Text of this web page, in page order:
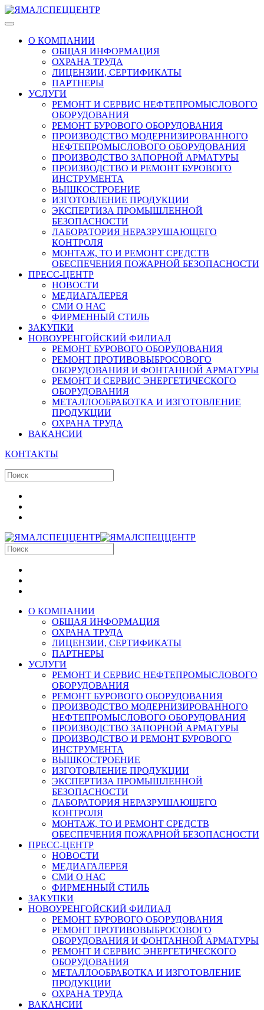
О КОМПАНИИ
ОБЩАЯ ИНФОРМАЦИЯ
ОХРАНА ТРУДА
ЛИЦЕНЗИИ, СЕРТИФИКАТЫ
ПАРТНЕРЫ
УСЛУГИ
РЕМОНТ И СЕРВИС НЕФТЕПРОМЫСЛОВОГО
ОБОРУДОВАНИЯ
РЕМОНТ БУРОВОГО ОБОРУДОВАНИЯ
ПРОИЗВОДСТВО МОДЕРНИЗИРОВАННОГО
НЕФТЕПРОМЫСЛОВОГО ОБОРУДОВАНИЯ
ПРОИЗВОДСТВО ЗАПОРНОЙ АРМАТУРЫ
ПРОИЗВОДСТВО И РЕМОНТ БУРОВОГО
ИНСТРУМЕНТА
ВЫШКОСТРОЕНИЕ
ИЗГОТОВЛЕНИЕ ПРОДУКЦИИ
ЭКСПЕРТИЗА ПРОМЫШЛЕННОЙ
БЕЗОПАСНОСТИ
ЛАБОРАТОРИЯ НЕРАЗРУШАЮЩЕГО
КОНТРОЛЯ
МОНТАЖ, ТО И РЕМОНТ СРЕДСТВ
ОБЕСПЕЧЕНИЯ ПОЖАРНОЙ БЕЗОПАСНОСТИ
ПРЕСС-ЦЕНТР
НОВОСТИ
МЕДИАГАЛЕРЕЯ
СМИ О НАС
ФИРМЕННЫЙ СТИЛЬ
ЗАКУПКИ
НОВОУРЕНГОЙСКИЙ ФИЛИАЛ
РЕМОНТ БУРОВОГО ОБОРУДОВАНИЯ
РЕМОНТ ПРОТИВОВЫБРОСОВОГО
ОБОРУДОВАНИЯ И ФОНТАННОЙ АРМАТУРЫ
РЕМОНТ И СЕРВИС ЭНЕРГЕТИЧЕСКОГО
ОБОРУДОВАНИЯ
МЕТАЛЛООБРАБОТКА И ИЗГОТОВЛЕНИЕ
ПРОДУКЦИИ
ОХРАНА ТРУДА
ВАКАНСИИ
КОНТАКТЫ
О КОМПАНИИ
ОБЩАЯ ИНФОРМАЦИЯ
ОХРАНА ТРУДА
ЛИЦЕНЗИИ, СЕРТИФИКАТЫ
ПАРТНЕРЫ
УСЛУГИ
РЕМОНТ И СЕРВИС НЕФТЕПРОМЫСЛОВОГО
ОБОРУДОВАНИЯ
РЕМОНТ БУРОВОГО ОБОРУДОВАНИЯ
ПРОИЗВОДСТВО МОДЕРНИЗИРОВАННОГО
НЕФТЕПРОМЫСЛОВОГО ОБОРУДОВАНИЯ
ПРОИЗВОДСТВО ЗАПОРНОЙ АРМАТУРЫ
ПРОИЗВОДСТВО И РЕМОНТ БУРОВОГО
ИНСТРУМЕНТА
ВЫШКОСТРОЕНИЕ
ИЗГОТОВЛЕНИЕ ПРОДУКЦИИ
ЭКСПЕРТИЗА ПРОМЫШЛЕННОЙ
БЕЗОПАСНОСТИ
ЛАБОРАТОРИЯ НЕРАЗРУШАЮЩЕГО
КОНТРОЛЯ
МОНТАЖ, ТО И РЕМОНТ СРЕДСТВ
ОБЕСПЕЧЕНИЯ ПОЖАРНОЙ БЕЗОПАСНОСТИ
ПРЕСС-ЦЕНТР
НОВОСТИ
МЕДИАГАЛЕРЕЯ
СМИ О НАС
ФИРМЕННЫЙ СТИЛЬ
ЗАКУПКИ
НОВОУРЕНГОЙСКИЙ ФИЛИАЛ
РЕМОНТ БУРОВОГО ОБОРУДОВАНИЯ
РЕМОНТ ПРОТИВОВЫБРОСОВОГО
ОБОРУДОВАНИЯ И ФОНТАННОЙ АРМАТУРЫ
РЕМОНТ И СЕРВИС ЭНЕРГЕТИЧЕСКОГО
ОБОРУДОВАНИЯ
МЕТАЛЛООБРАБОТКА И ИЗГОТОВЛЕНИЕ
ПРОДУКЦИИ
ОХРАНА ТРУДА
ВАКАНСИИ